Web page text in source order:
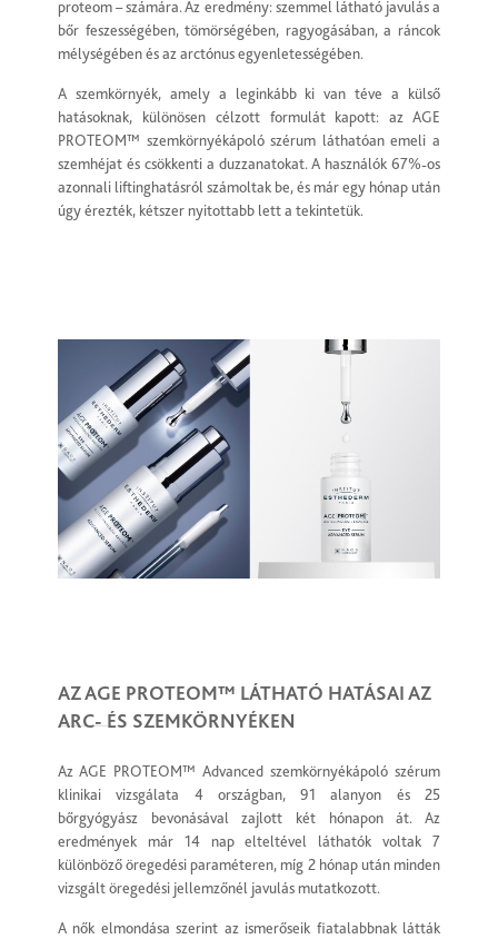
proteom – számára. Az eredmény: szemmel látható javulás a
bőr feszességében, tömörségében, ragyogásában, a ráncok
mélységében és az arctónus egyenletességében.
A szemkörnyék, amely a leginkább ki van téve a külső
hatásoknak, különösen célzott formulát kapott: az AGE
PROTEOM™ szemkörnyékápoló szérum láthatóan emeli a
szemhéjat és csökkenti a duzzanatokat. A használók 67%-os
azonnali liftinghatásról számoltak be, és már egy hónap után
úgy érezték, kétszer nyitottabb lett a tekintetük.
AZ AGE PROTEOM™ LÁTHATÓ HATÁSAI AZ
ARC- ÉS SZEMKÖRNYÉKEN
Az AGE PROTEOM™ Advanced szemkörnyékápoló szérum
klinikai vizsgálata 4 országban, 91 alanyon és 25
bőrgyógyász bevonásával zajlott két hónapon át. Az
eredmények már 14 nap elteltével láthatók voltak 7
különböző öregedési paraméteren, míg 2 hónap után minden
vizsgált öregedési jellemzőnél javulás mutatkozott.
A nők elmondása szerint az ismerőseik fiatalabbnak látták